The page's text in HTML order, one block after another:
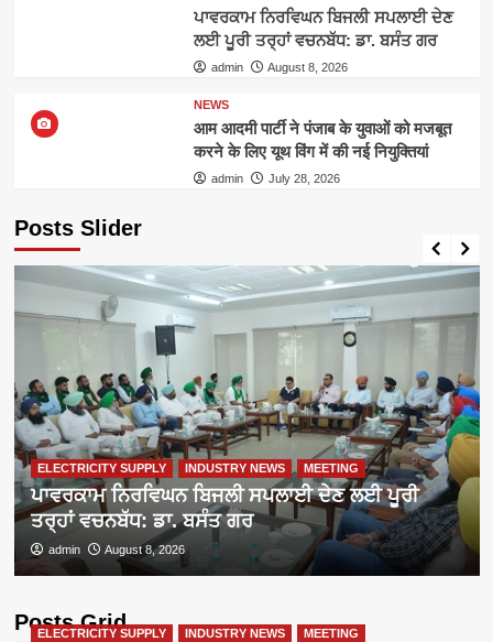
ਪਾਵਰਕਾਮ ਨਿਰਵਿਘਨ ਬਿਜਲੀ ਸਪਲਾਈ ਦੇਣ
ਲਈ ਪੂਰੀ ਤਰ੍ਹਾਂ ਵਚਨਬੱਧ: ਡਾ. ਬਸੰਤ ਗਰ
admin August 8, 2026
NEWS
आम आदमी पार्टी ने पंजाब के युवाओं को मजबूत
करने के लिए यूथ विंग में की नई नियुक्तियां
admin July 28, 2026
Posts Slider
ELECTRICITY SUPPLY INDUSTRY NEWS MEETING
ਪਾਵਰਕਾਮ ਨਿਰਵਿਘਨ ਬਿਜਲੀ ਸਪਲਾਈ ਦੇਣ ਲਈ ਪੂਰੀ
ਤਰ੍ਹਾਂ ਵਚਨਬੱਧ: ਡਾ. ਬਸੰਤ ਗਰ
admin August 8, 2026
Posts Grid
ELECTRICITY SUPPLY INDUSTRY NEWS MEETING